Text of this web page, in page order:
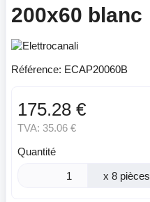
200x60 blanc
Référence: ECAP20060B
175.28 €
TVA: 35.06 €
Quantité
x 8 pièces